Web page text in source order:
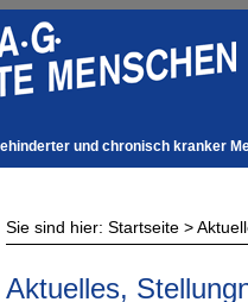
und chronisch kranker
Sie sind hier:Startseite >
Aktuelles,